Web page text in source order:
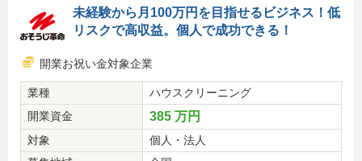
未経験から月100万円を目指せるビジネス！低
リスクで高収益。個人で成功できる！
開業お祝い金対象企業
業種
ハウスクリーニング
開業資金
385 万円
対象
個人・法人